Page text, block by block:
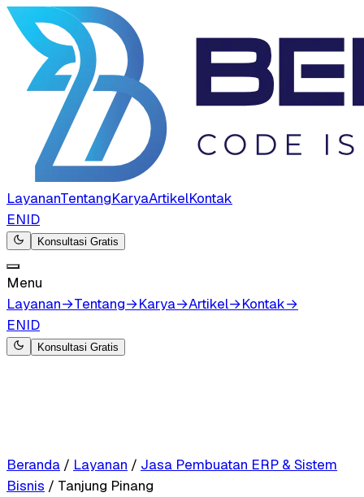
LayananTentangKaryaArtikelKontak
ENID
Konsultasi Gratis
Menu
Layanan→Tentang→Karya→Artikel→Kontak→
ENID
Konsultasi Gratis
Beranda / Layanan / Jasa Pembuatan ERP & Sistem
Bisnis / Tanjung Pinang